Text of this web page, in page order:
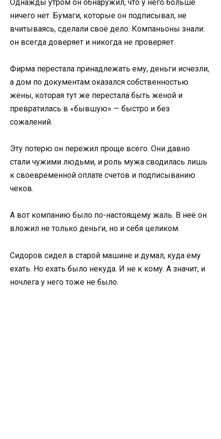
Однажды утром он обнаружил, что у него больше
ничего нет. Бумаги, которые он подписывал, не
вчитываясь, сделали своё дело. Компаньоны знали:
он всегда доверяет и никогда не проверяет.
Фирма перестала принадлежать ему, деньги исчезли,
а дом по документам оказался собственностью
жены, которая тут же перестала быть женой и
превратилась в «бывшую» — быстро и без
сожалений.
Эту потерю он пережил проще всего. Они давно
стали чужими людьми, и роль мужа сводилась лишь
к своевременной оплате счетов и подписыванию
чеков.
А вот компанию было по-настоящему жаль. В неё он
вложил не только деньги, но и себя целиком.
Сидоров сидел в старой машине и думал, куда ему
ехать. Но ехать было некуда. И не к кому. А значит, и
ночлега у него тоже не было.